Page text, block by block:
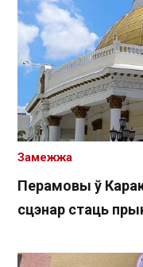
Перамовы ў
сцэнар стаць
Замежжа